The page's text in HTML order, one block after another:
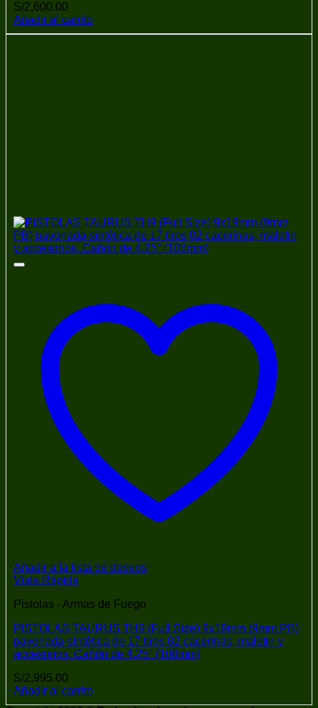
S/2,600.00
Añadir al carrito
Añadir a la lista de deseos
Vista Rápida
Pistolas - Armas de Fuego
PISTOLAS TAURUS TH9 (Full Size) 9x19mm (9mm PB)
pavonada-sintética de 17 tiros 02 cacerinas, maletin y
accesorios. Cañón de 4.25″ (108mm)
S/2,995.00
Añadir al carrito